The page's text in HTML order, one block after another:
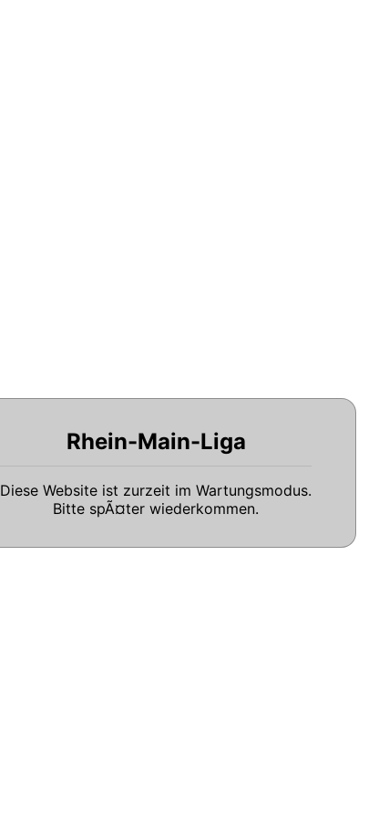
Rhein-Main-Liga
Diese Website ist zurzeit im Wartungsmodus.
Bitte spÃ¤ter wiederkommen.